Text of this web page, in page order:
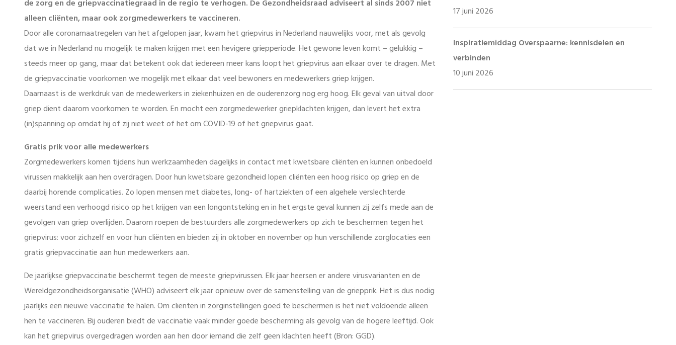
de zorg en de griepvaccinatiegraad in de regio te verhogen. De Gezondheidsraad adviseert al sinds 2007 niet
alleen cliënten, maar ook zorgmedewerkers te vaccineren.
Door alle coronamaatregelen van het afgelopen jaar, kwam het griepvirus in Nederland nauwelijks voor, met als gevolg
dat we in Nederland nu mogelijk te maken krijgen met een hevigere griepperiode. Het gewone leven komt – gelukkig –
steeds meer op gang, maar dat betekent ook dat iedereen meer kans loopt het griepvirus aan elkaar over te dragen. Met
de griepvaccinatie voorkomen we mogelijk met elkaar dat veel bewoners en medewerkers griep krijgen.
Daarnaast is de werkdruk van de medewerkers in ziekenhuizen en de ouderenzorg nog erg hoog. Elk geval van uitval door
griep dient daarom voorkomen te worden. En mocht een zorgmedewerker griepklachten krijgen, dan levert het extra
(in)spanning op omdat hij of zij niet weet of het om COVID-19 of het griepvirus gaat.
Gratis prik voor alle medewerkers
Zorgmedewerkers komen tijdens hun werkzaamheden dagelijks in contact met kwetsbare cliënten en kunnen onbedoeld
virussen makkelijk aan hen overdragen. Door hun kwetsbare gezondheid lopen cliënten een hoog risico op griep en de
daarbij horende complicaties. Zo lopen mensen met diabetes, long- of hartziekten of een algehele verslechterde
weerstand een verhoogd risico op het krijgen van een longontsteking en in het ergste geval kunnen zij zelfs mede aan de
gevolgen van griep overlijden. Daarom roepen de bestuurders alle zorgmedewerkers op zich te beschermen tegen het
griepvirus: voor zichzelf en voor hun cliënten en bieden zij in oktober en november op hun verschillende zorglocaties een
gratis griepvaccinatie aan hun medewerkers aan.
De jaarlijkse griepvaccinatie beschermt tegen de meeste griepvirussen. Elk jaar heersen er andere virusvarianten en de
Wereldgezondheidsorganisatie (WHO) adviseert elk jaar opnieuw over de samenstelling van de griepprik. Het is dus nodig
jaarlijks een nieuwe vaccinatie te halen. Om cliënten in zorginstellingen goed te beschermen is het niet voldoende alleen
hen te vaccineren. Bij ouderen biedt de vaccinatie vaak minder goede bescherming als gevolg van de hogere leeftijd. Ook
kan het griepvirus overgedragen worden aan hen door iemand die zelf geen klachten heeft (Bron: GGD).
17 juni 2026
Inspiratiemiddag Overspaarne: kennisdelen en
verbinden
10 juni 2026